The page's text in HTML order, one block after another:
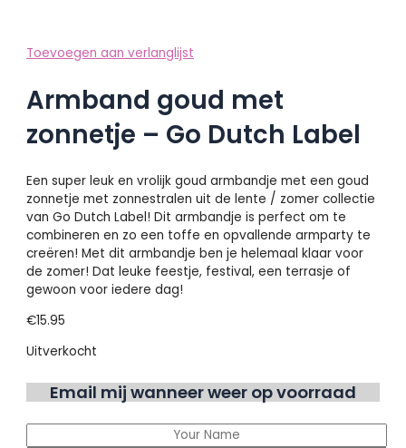
Toevoegen aan verlanglijst
Armband goud met
zonnetje – Go Dutch Label
Een super leuk en vrolijk goud armbandje met een goud
zonnetje met zonnestralen uit de lente / zomer collectie
van Go Dutch Label! Dit armbandje is perfect om te
combineren en zo een toffe en opvallende armparty te
creëren! Met dit armbandje ben je helemaal klaar voor
de zomer! Dat leuke feestje, festival, een terrasje of
gewoon voor iedere dag!
€15.95
Uitverkocht
Email mij wanneer weer op voorraad